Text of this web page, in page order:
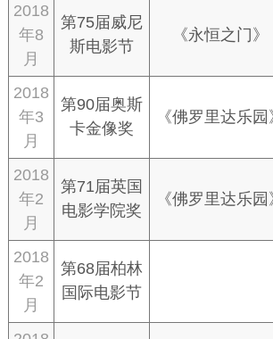
2018
年8
月
第75届威尼
斯电影节
《永恒之门》
2018
年3
月
第90届奥斯
卡金像奖
《佛罗里达乐园
2018
年2
月
第71届英国
电影学院奖
《佛罗里达乐园
2018
年2
月
第68届柏林
国际电影节